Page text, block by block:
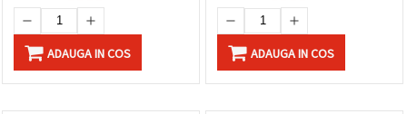
ADAUGA IN COS ADAUGA IN COS